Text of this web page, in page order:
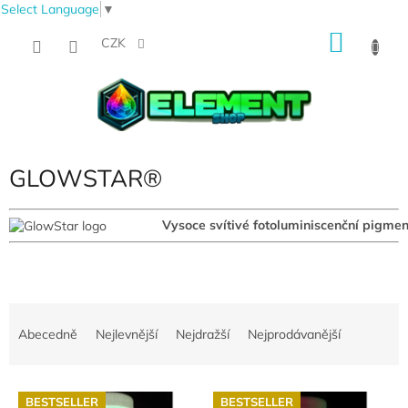
Select Language ▼
CZK
GLOWSTAR®
Vysoce svítivé fotoluminiscenční
Abecedně Nejlevnější Nejdražší Nejprodávanější
V BESTSELLER BESTSELLER